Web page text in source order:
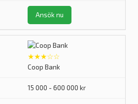
Ansök nu
★★★☆☆
Coop Bank
15 000 - 600 000 kr